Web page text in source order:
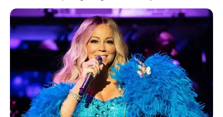
ACTIVAR AHORA
TEMAS DESTACADOS
RECIBO DEL AGUA
LOCALIDAD DE USAQUÉN